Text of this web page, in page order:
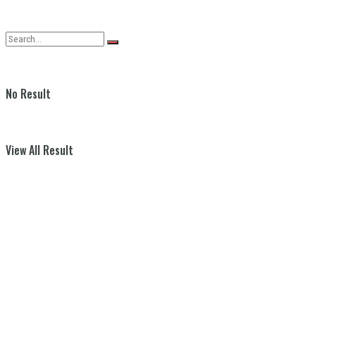
No Result
View All Result